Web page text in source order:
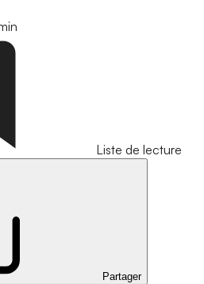
Liste de lecture
Partager